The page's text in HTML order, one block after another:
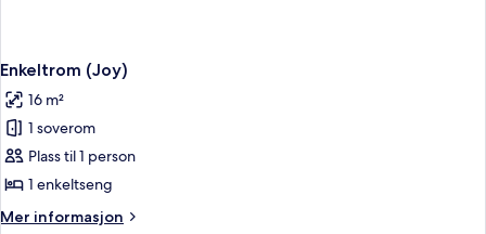
Enkeltrom (Joy)
16 m²
1 soverom
Plass til 1 person
1 enkeltseng
Mer informasjon
Mer